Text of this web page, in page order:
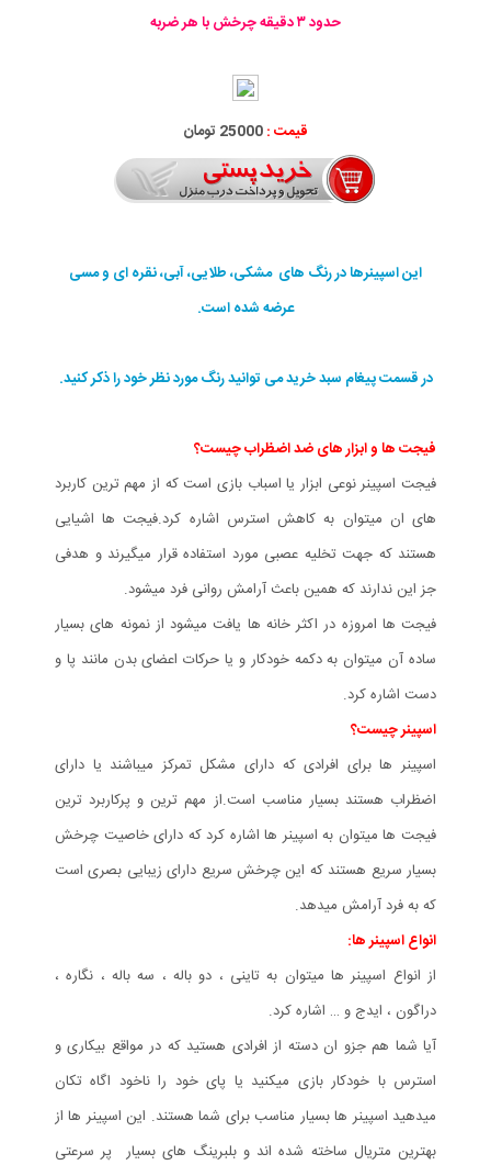
حدود ٣ دقيقه چرخش با هر ضربه
قیمت :25000 تومان
این اسپینرها در رنگ های مشکی، طلایی، آبی، نقره ای و مسی
عرضه شده است.
در قسمت پیغام سبد خرید می توانید رنگ مورد نظر خود را ذکر کنید.
فیجت ها و ابزار های ضد اضظراب چیست؟
فیجت اسپینر نوعی ابزار یا اسباب بازی است که از مهم ترین کاربرد
های ان میتوان به کاهش استرس اشاره کرد.فیجت ها اشیایی
هستند که جهت تخلیه عصبی مورد استفاده قرار میگیرند و هدفی
جز این ندارند که همین باعث آرامش روانی فرد میشود.
فیجت ها امروزه در اکثر خانه ها یافت میشود از نمونه های بسیار
ساده آن میتوان به دکمه خودکار و یا حرکات اعضای بدن مانند پا و
دست اشاره کرد.
اسپینر چیست؟
اسپینر ها برای افرادی که دارای مشکل تمرکز میباشند یا دارای
اضظراب هستند بسیار مناسب است.از مهم ترین و پرکاربرد ترین
فیجت ها میتوان به اسپینر ها اشاره کرد که دارای خاصیت چرخش
بسیار سریع هستند که این چرخش سریع دارای زیبایی بصری است
که به فرد آرامش میدهد.
انواع اسپینر ها:
از انواع اسپینر ها میتوان به تاینی ، دو باله ، سه باله ، نگاره ،
دراگون ، ایدج و … اشاره کرد.
آیا شما هم جزو ان دسته از افرادی هستید که در مواقع بیکاری و
استرس با خودکار بازی میکنید یا پای خود را ناخود اگاه تکان
میدهید اسپینر ها بسیار مناسب برای شما هستند. این اسپینر ها از
بهترین متریال ساخته شده اند و بلبرینگ های بسیار پر سرعتی